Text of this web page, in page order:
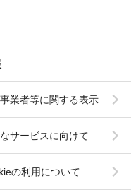
業者等に関する表示
サービスに向けて
の利用について